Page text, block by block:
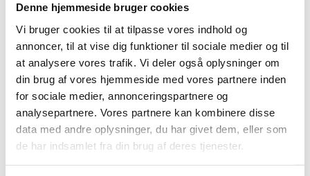
Denne hjemmeside bruger cookies
Vi bruger cookies til at tilpasse vores indhold og
annoncer, til at vise dig funktioner til sociale medier og til
at analysere vores trafik. Vi deler også oplysninger om
din brug af vores hjemmeside med vores partnere inden
for sociale medier, annonceringspartnere og
analysepartnere. Vores partnere kan kombinere disse
data med andre oplysninger, du har givet dem, eller som
de har indsamlet fra din brug af deres tjenester.
Navn*
E-mail *